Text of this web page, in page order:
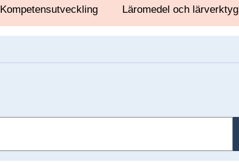
Kompetensutveckling Läromedel och lärverktyg